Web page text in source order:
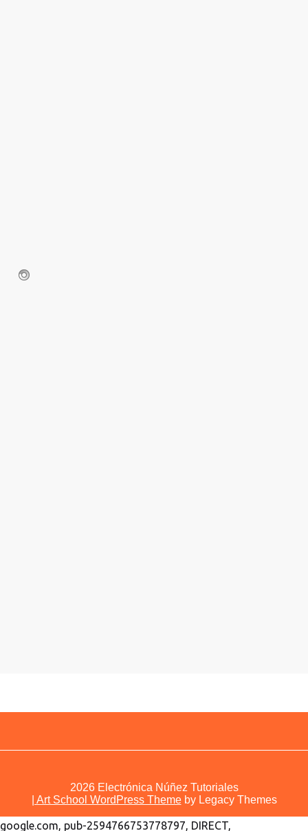
2026 Electrónica Núñez Tutoriales
| Art School WordPress Themeby Legacy Themes
google.com, pub-2594766753778797, DIRECT,